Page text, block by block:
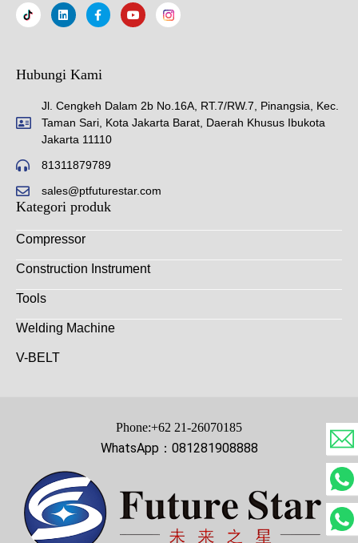
Hubungi Kami
Jl. Cengkeh Dalam 2b No.16A, RT.7/RW.7, Pinangsia, Kec.
Taman Sari, Kota Jakarta Barat, Daerah Khusus Ibukota
Jakarta 11110
81311879789
sales@ptfuturestar.com
Kategori produk
Compressor
Construction Instrument
Tools
Welding Machine
V-BELT
Phone:+62 21-26070185
WhatsApp：081281908888